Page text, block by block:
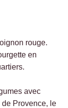
rouge.
en
avec
de Provence, le